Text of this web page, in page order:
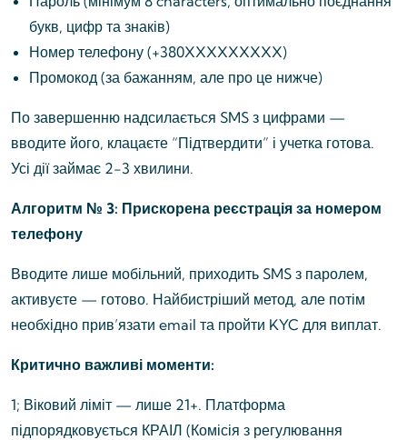
букв, цифр та знаків)
Номер телефону (+380XXXXXXXXX)
Промокод (за бажанням, але про це нижче)
По завершенню надсилається SMS з цифрами —
вводите його, клацаєте “Підтвердити” і учетка готова.
Усі дії займає 2-3 хвилини.
Алгоритм № 3: Прискорена реєстрація за номером
телефону
Вводите лише мобільний, приходить SMS з паролем,
активуєте — готово. Найбистріший метод, але потім
необхідно прив’язати email та пройти KYC для виплат.
Критично важливі моменти:
1; Віковий ліміт — лише 21+. Платформа
підпорядковується КРАІЛ (Комісія з регулювання